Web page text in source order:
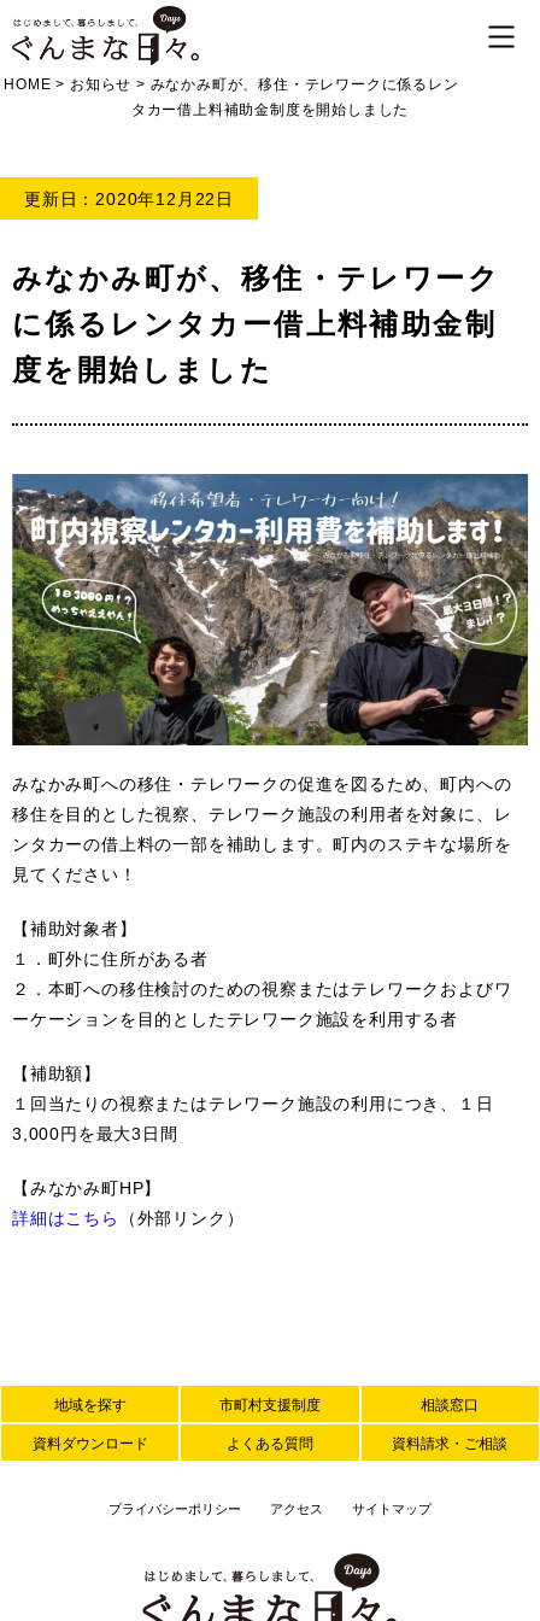
HOME > お知らせ > みなかみ町が、移住・テレワークに係るレン
タカー借上料補助金制度を開始しました
更新日：2020年12月22日
みなかみ町が、移住・テレワーク
に係るレンタカー借上料補助金制
度を開始しました
みなかみ町への移住・テレワークの促進を図るため、町内への
移住を目的とした視察、テレワーク施設の利用者を対象に、レ
ンタカーの借上料の一部を補助します。町内のステキな場所を
見てください！
【補助対象者】
１．町外に住所がある者
２．本町への移住検討のための視察またはテレワークおよびワ
ーケーションを目的としたテレワーク施設を利用する者
【補助額】
１回当たりの視察またはテレワーク施設の利用につき、１日
3,000円を最大3日間
【みなかみ町HP】
詳細はこちら
（外部リンク）
地域を探す 市町村支援制度 相談窓口
資料ダウンロード よくある質問 資料請求・ご相談
プライバシーポリシー アクセス サイトマップ